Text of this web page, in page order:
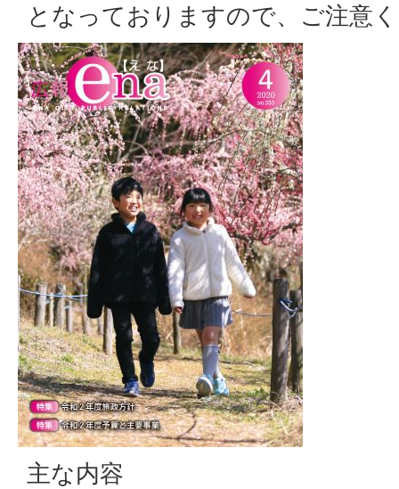
となっておりますので、ご注意
主な内容